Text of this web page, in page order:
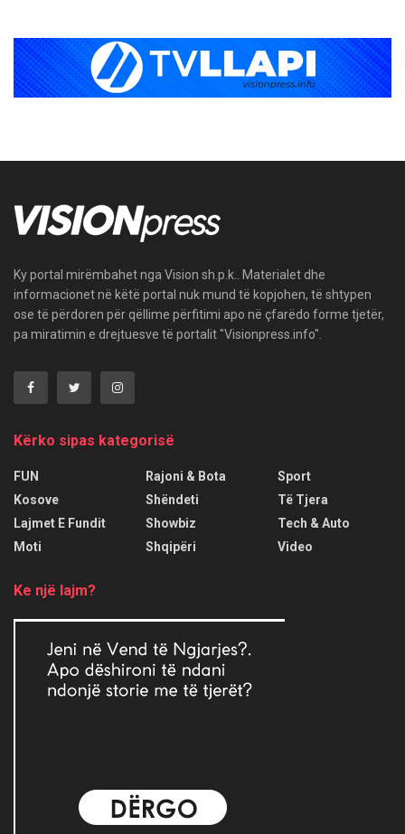
Ky portal mirëmbahet nga Vision sh.p.k.. Materialet dhe
informacionet në këtë portal nuk mund të kopjohen, të shtypen
ose të përdoren për qëllime përfitimi apo në çfarëdo forme tjetër,
pa miratimin e drejtuesve të portalit "Visionpress.info".
Kërko sipas kategorisë
FUN
Kosove
Lajmet E Fundit
Moti
Rajoni & Bota
Shëndeti
Showbiz
Shqipëri
Sport
Të Tjera
Tech & Auto
Video
Ke një lajm?